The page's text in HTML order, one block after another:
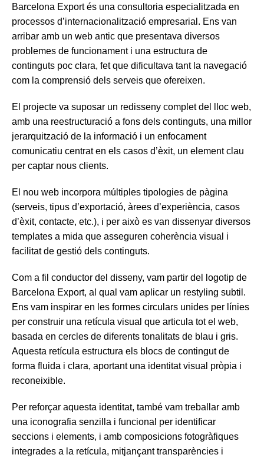
Barcelona Export és una consultoria especialitzada en
processos d’internacionalització empresarial. Ens van
arribar amb un web antic que presentava diversos
problemes de funcionament i una estructura de
continguts poc clara, fet que dificultava tant la navegació
com la comprensió dels serveis que ofereixen.
El projecte va suposar un redisseny complet del lloc web,
amb una reestructuració a fons dels continguts, una millor
jerarquització de la informació i un enfocament
comunicatiu centrat en els casos d’èxit, un element clau
per captar nous clients.
El nou web incorpora múltiples tipologies de pàgina
(serveis, tipus d’exportació, àrees d’experiència, casos
d’èxit, contacte, etc.), i per això es van dissenyar diversos
templates a mida que asseguren coherència visual i
facilitat de gestió dels continguts.
Com a fil conductor del disseny, vam partir del logotip de
Barcelona Export, al qual vam aplicar un restyling subtil.
Ens vam inspirar en les formes circulars unides per línies
per construir una retícula visual que articula tot el web,
basada en cercles de diferents tonalitats de blau i gris.
Aquesta retícula estructura els blocs de contingut de
forma fluida i clara, aportant una identitat visual pròpia i
reconeixible.
Per reforçar aquesta identitat, també vam treballar amb
una iconografia senzilla i funcional per identificar
seccions i elements, i amb composicions fotogràfiques
integrades a la retícula, mitjançant transparències i